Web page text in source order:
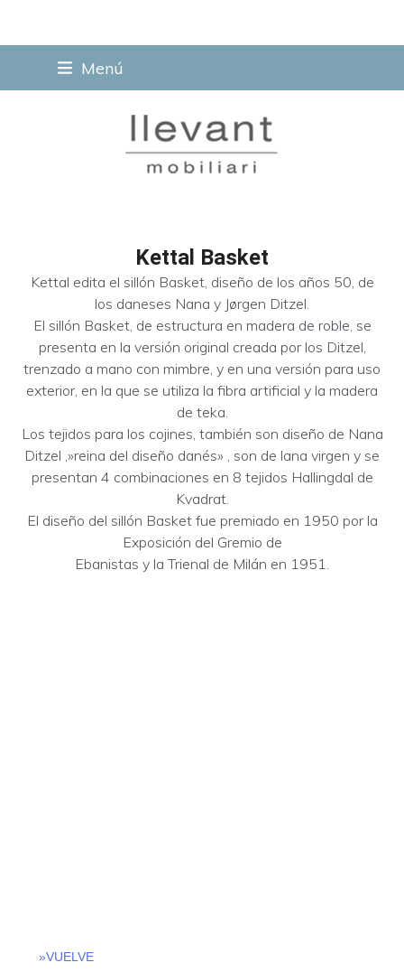
Menú
Kettal Basket
Kettal edita el sillón Basket, diseño de los años 50, de
los daneses Nana y Jørgen Ditzel.
El sillón Basket, de estructura en madera de roble, se
presenta en la versión original creada por los Ditzel,
trenzado a mano con mimbre, y en una versión para uso
exterior, en la que se utiliza la fibra artificial y la madera
de teka.
Los tejidos para los cojines, también son diseño de Nana
Ditzel ,»reina del diseño danés» , son de lana virgen y se
presentan 4 combinaciones en 8 tejidos Hallingdal de
Kvadrat.
El diseño del sillón Basket fue premiado en 1950 por la
Exposición del Gremio de
Ebanistas y la Trienal de Milán en 1951.
»VUELVE